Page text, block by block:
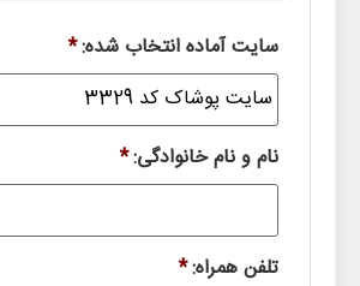
سایت آماده انتخاب شده:*
نام و نام خانوادگی:*
تلفن همراه:*